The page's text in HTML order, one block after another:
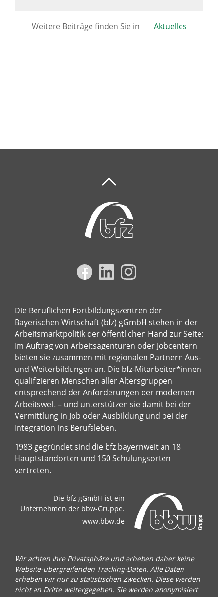
Weitere Beiträge finden Sie in Aktuelles
Die Beruflichen Fortbildungszentren der
Bayerischen Wirtschaft (bfz) gGmbH stehen in der
Arbeitsmarktpolitik der öffentlichen Hand zur Seite:
Im Auftrag von Arbeitsagenturen oder Jobcentern
bieten sie zusammen mit regionalen Partnern Aus-
und Weiterbildungen an. Die bfz-Mitarbeiter*innen
qualifizieren Menschen aller Altersgruppen
entsprechend der Anforderungen der modernen
Arbeitswelt – und unterstützen sie damit bei der
Vermittlung in Job oder Ausbildung und bei der
Integration ins Berufsleben.
1983 gegründet sind die bfz bayernweit an 18
Hauptstandorten und 150 Schulungsorten
vertreten.
Die bfz gGmbH ist ein
Unternehmen der bbw-Gruppe.
www.bbw.de
Wir achten Ihre Privatsphäre und erheben daher keine
Website-übergreifenden Tracking-Daten. Alle Daten
erheben wir nur zu statistischen Zwecken. Diese werden
nicht an Dritte weitergegeben. Sie werden anonymisiert